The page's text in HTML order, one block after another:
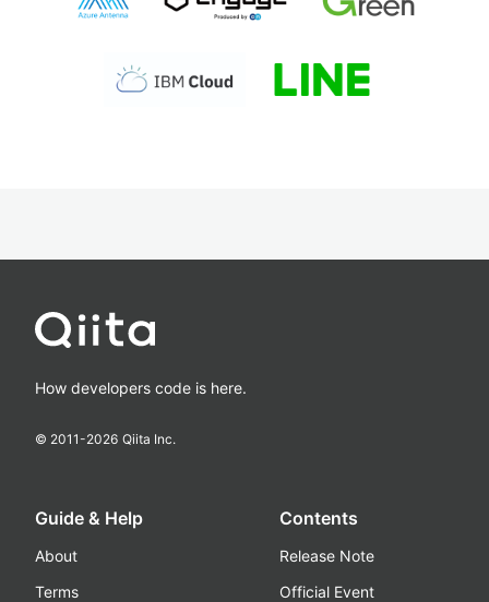
How developers code is here.
© 2011-2026 Qiita Inc.
Guide & Help
About
Terms
Contents
Release Note
Official Event